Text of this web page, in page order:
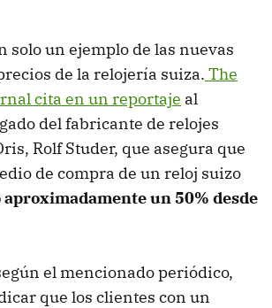
solo un ejemplo de las nuevas
de la relojería suiza. The
cita en un reportaje al
del fabricante de relojes
Rolf Studer, que asegura que
de compra de un reloj suizo
un 50% desde
el mencionado periódico,
que los clientes con un